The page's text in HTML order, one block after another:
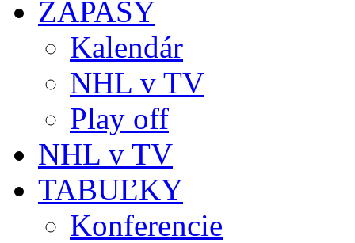
ZÁPASY
Kalendár
NHL v TV
Play off
NHL v TV
TABUĽKY
Konferencie